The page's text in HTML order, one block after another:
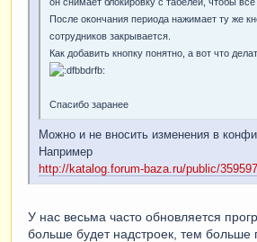
После окончания периода нажимает ту же
сотрудников закрывается.
Как добавить кнопку понятно, а вот что
Спасибо заранее
Можно и не вносить изменения в
Например
http://katalog.forum-baza.ru/public/
У нас весьма часто обновляется
больше будет надстроек, тем